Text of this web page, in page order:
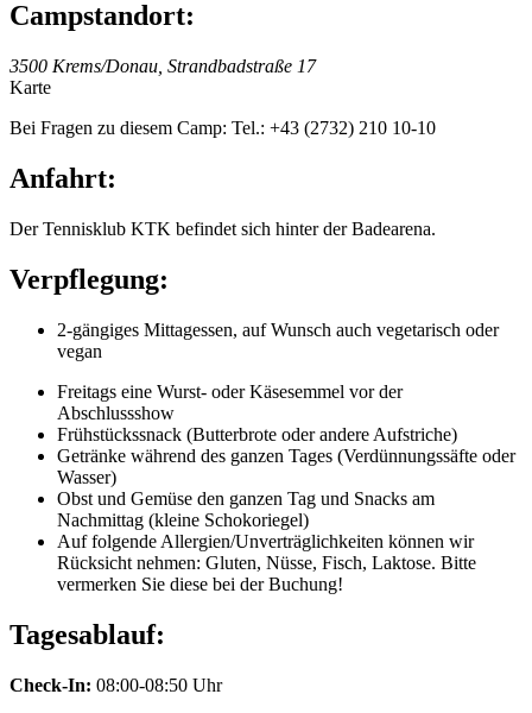
Campstandort:
3500 Krems/Donau, Strandbadstraße 17
Karte
Bei Fragen zu diesem Camp: Tel.: +43 (2732) 210 10-10
Anfahrt:
Der Tennisklub KTK befindet sich hinter der Badearena.
Verpflegung:
2-gängiges Mittagessen, auf Wunsch auch vegetarisch oder
vegan
Freitags eine Wurst- oder Käsesemmel vor der
Abschlussshow
Frühstückssnack (Butterbrote oder andere Aufstriche)
Getränke während des ganzen Tages (Verdünnungssäfte oder
Wasser)
Obst und Gemüse den ganzen Tag und Snacks am
Nachmittag (kleine Schokoriegel)
Auf folgende Allergien/Unverträglichkeiten können wir
Rücksicht nehmen: Gluten, Nüsse, Fisch, Laktose. Bitte
vermerken Sie diese bei der Buchung!
Tagesablauf:
Check-In: 08:00-08:50 Uhr